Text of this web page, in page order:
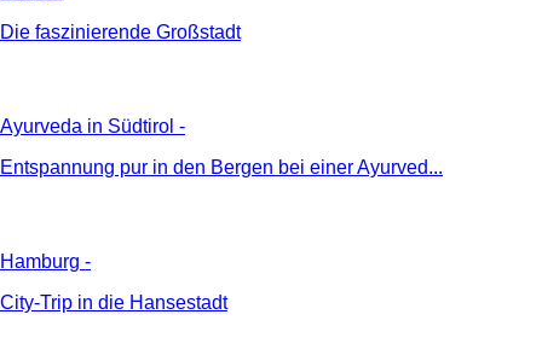
Die faszinierende Großstadt
Ayurveda in Südtirol -
Entspannung pur in den Bergen bei einer Ayurved...
Hamburg -
City-Trip in die Hansestadt